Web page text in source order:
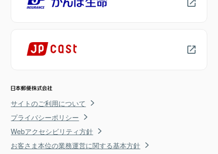
サイトのご利用について
プライバシーポリシー
Webアクセシビリティ方針
お客さま本位の業務運営に関する基本方針